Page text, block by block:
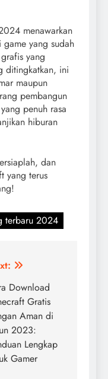
menawarkan
yang sudah
yang
ditingkatkan, ini
maupun
pembangun
penuh rasa
hiburan
dan
yang terus
terbaru 2024
Download
Gratis
Aman di
2023:
Lengkap
Gamer